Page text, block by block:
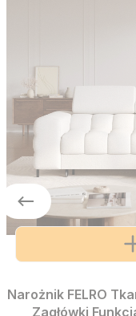
Narożnik FELRO
Zagłówki